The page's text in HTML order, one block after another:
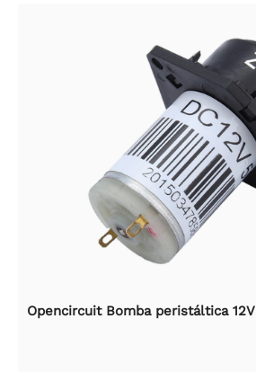
Opencircuit Bomba peristáltica 12V